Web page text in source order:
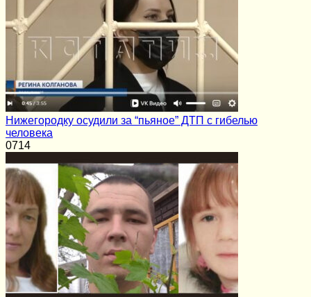
Нижегородку осудили за “пьяное” ДТП с гибелью
человека
0714